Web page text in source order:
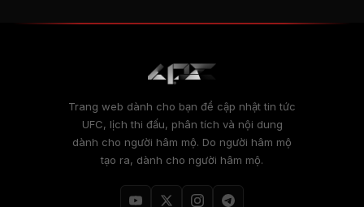
Trang web dành cho bạn để cập nhật tin tức
UFC, lịch thi đấu, phân tích và nội dung
dành cho người hâm mộ. Do người hâm mộ
tạo ra, dành cho người hâm mộ.